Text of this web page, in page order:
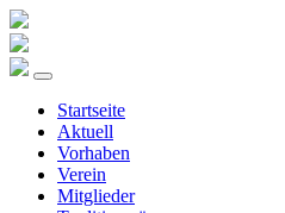
Startseite
Aktuell
Vorhaben
Verein
Mitglieder